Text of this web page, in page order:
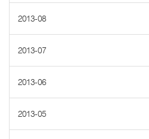
2013-08
2013-07
2013-06
2013-05